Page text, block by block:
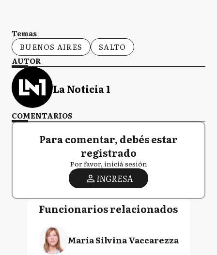
Temas
BUENOS AIRES
SALTO
AUTOR
La Noticia 1
COMENTARIOS
Para comentar, debés estar
registrado
Por favor, iniciá sesión
INGRESA
Funcionarios relacionados
María Silvina Vaccarezza